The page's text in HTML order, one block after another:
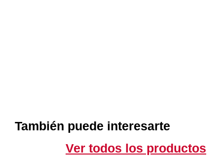
También puede interesarte
Ver todos los productos